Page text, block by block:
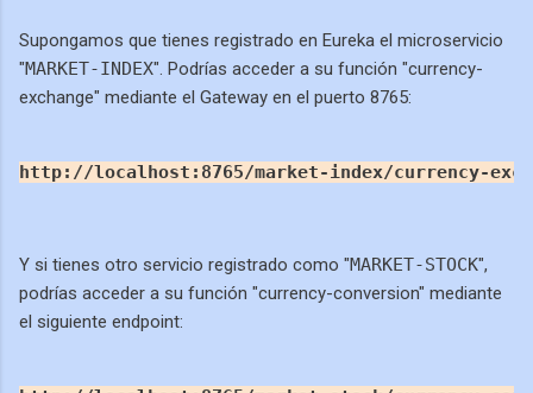
Supongamos que tienes registrado en Eureka el microservicio
"MARKET-INDEX". Podrías acceder a su función "currency-
exchange" mediante el Gateway en el puerto 8765:
http://localhost:8765/market-index/currency-
Y si tienes otro servicio registrado como "MARKET-STOCK",
podrías acceder a su función "currency-conversion" mediante
el siguiente endpoint: